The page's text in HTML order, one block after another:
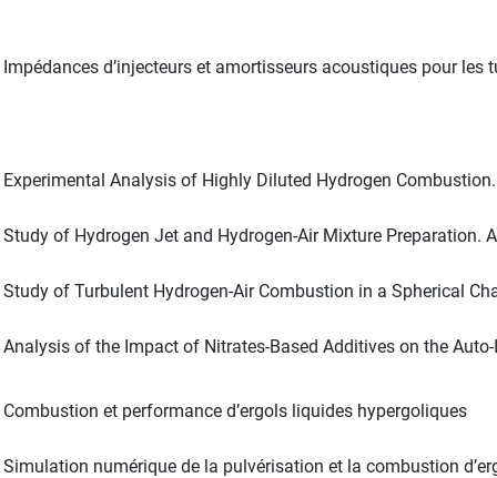
Impédances d’injecteurs et amortisseurs acoustiques pour les
Experimental Analysis of Highly Diluted Hydrogen
Study of Hydrogen Jet and Hydrogen-Air Mixture Preparation.
Study of Turbulent Hydrogen-Air Combustion in a Spherical
Analysis of the Impact of Nitrates-Based Additives on the
Combustion et performance d’ergols liquides hypergoliques
Simulation numérique de la pulvérisation et la combustion